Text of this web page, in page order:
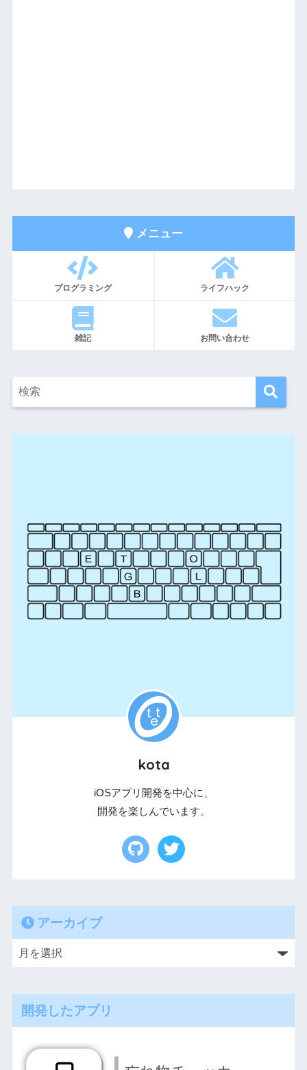
メニュー
プログラミング ライフハック
雑記 お問い合わせ
kota
iOSアプリ開発を中心に、
開発を楽しんでいます。
アーカイブ
開発したアプリ